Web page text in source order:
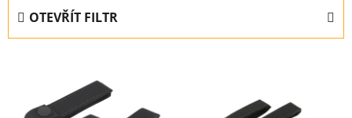
n
í
OTEVŘÍT FILTR